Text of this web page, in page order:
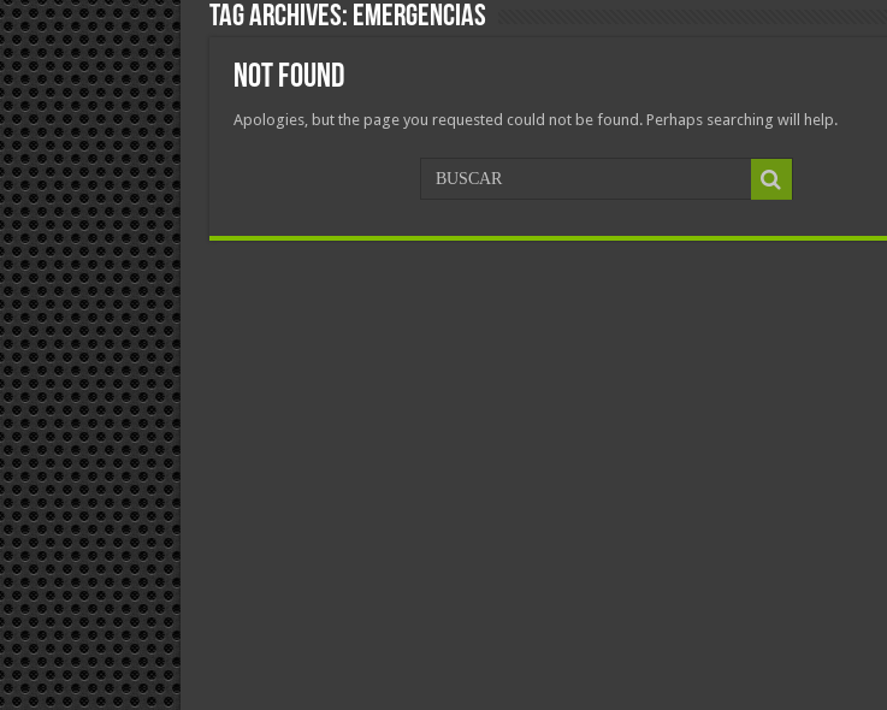
Tag Archives: emergencias
Not Found
Apologies, but the page you requested could not be found. Perhaps searching will help.